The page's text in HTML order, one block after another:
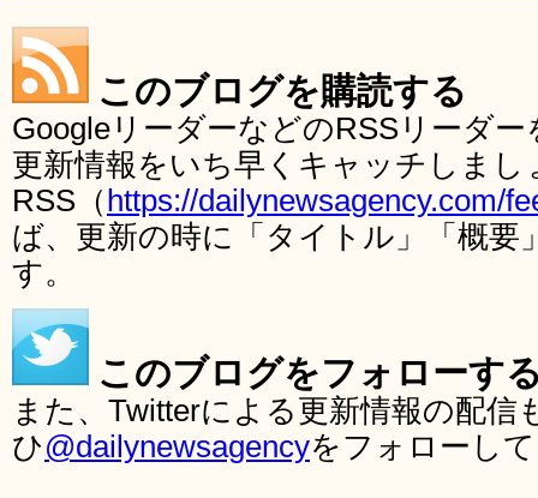
このブログを購読する
GoogleリーダーなどのRSSリーダ
更新情報をいち早くキャッチしま
RSS（ https://dailynewsagency.com/
ば、更新の時に「タイトル」「概要
す。
このブログをフォローす
また、Twitterによる更新情報の配
ひ@dailynewsagencyをフォローし